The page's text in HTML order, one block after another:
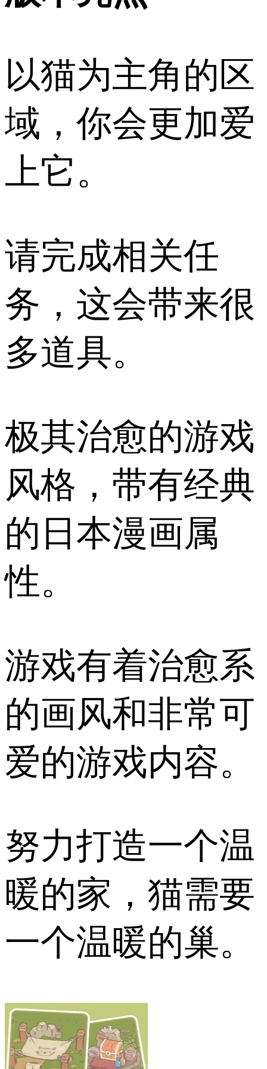
以猫为主角的区
域，你会更加爱
上它。
请完成相关任
务，这会带来很
多道具。
极其治愈的游戏
风格，带有经典
的日本漫画属
性。
游戏有着治愈系
的画风和非常可
爱的游戏内容。
努力打造一个温
暖的家，猫需要
一个温暖的巢。